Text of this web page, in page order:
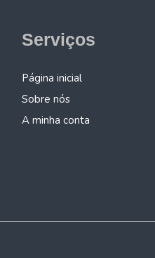
Serviços
Página inicial
Sobre nós
A minha conta